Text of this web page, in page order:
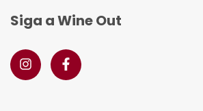
Siga a Wine Out